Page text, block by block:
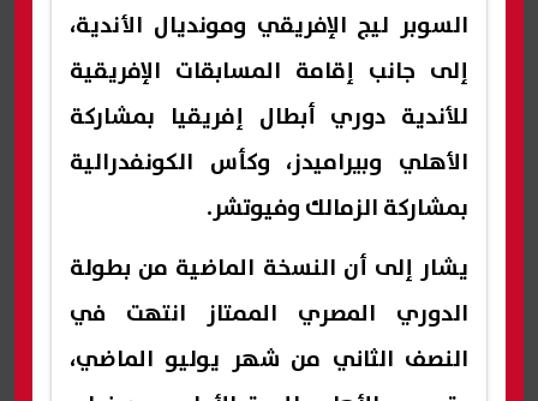
السوبر ليج الإفريقي ومونديال الأندية،
إلى جانب إقامة المسابقات الإفريقية
للأندية دوري أبطال إفريقيا بمشاركة
الأهلي وبيراميدز، وكأس الكونفدرالية
بمشاركة الزمالك وفيوتشر.
يشار إلى أن النسخة الماضية من بطولة
الدوري المصري الممتاز انتهت في
النصف الثاني من شهر يوليو الماضي،